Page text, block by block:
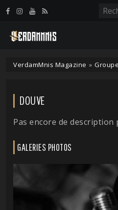
VerdamMnis Magazine »
DOUVE
Pas encore de description
GALERIES PHOTOS
Panneau de gestion des cookies